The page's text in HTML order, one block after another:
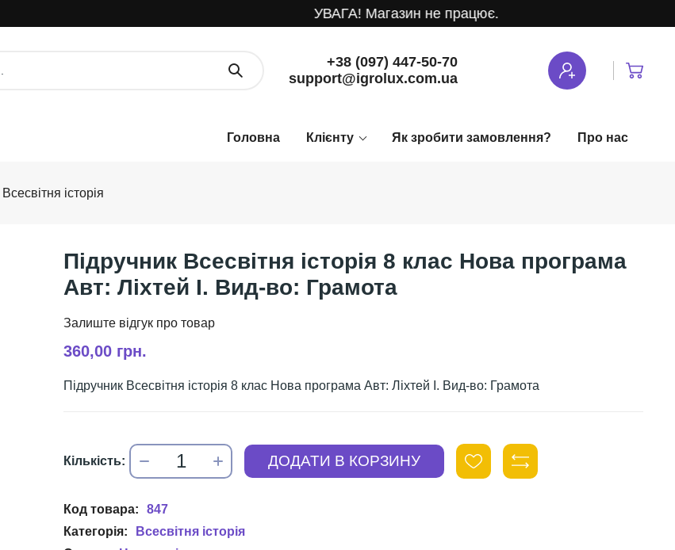
УВАГА! Магазин не працює.
+38 (097) 447-50-70
support@igrolux.com.ua
Клієнту Як зробити замовлення? Про нас
Всесвітня історія
Підручник Всесвітня історія 8 клас Нова програма
Авт: Ліхтей І. Вид-во: Грамота
360,00 грн.
Підручник Всесвітня історія 8 клас Нова програма Авт: Ліхтей І. Вид-во: Грамота
847
Всесвітня історія